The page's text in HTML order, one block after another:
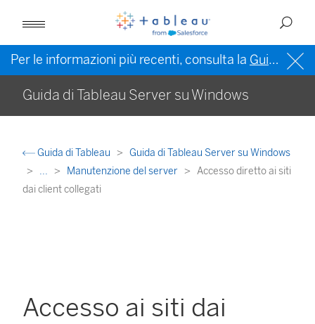
Per le informazioni più recenti, consulta la Guida di Tableau in inglese (Stati Uniti)
Guida di Tableau Server su Windows
Guida di Tableau
Guida di Tableau Server su Windows
...
Manutenzione del server
Accesso diretto ai siti
dai client collegati
Accesso ai siti dai